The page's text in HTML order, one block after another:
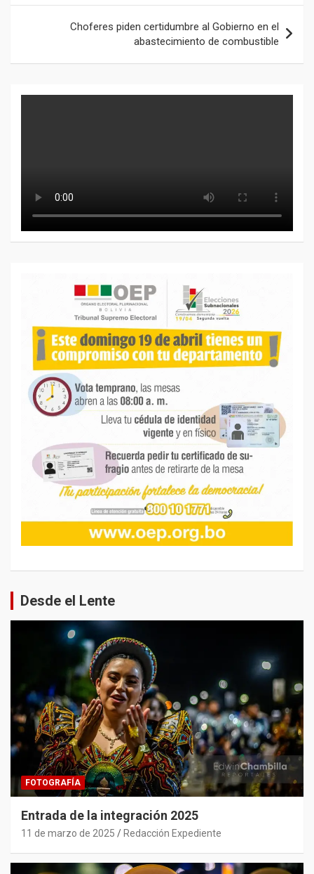
Choferes piden certidumbre al Gobierno en el
abastecimiento de combustible
Desde el Lente
FOTOGRAFÍA
Entrada de la integración 2025
11 de marzo de 2025 Redacción Expediente